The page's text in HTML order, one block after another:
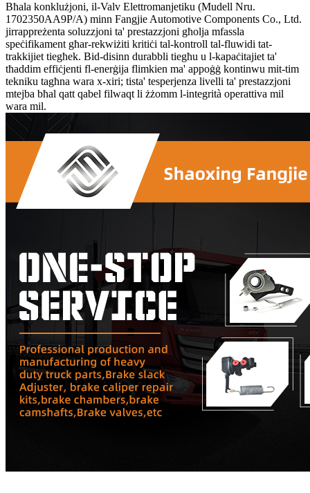
Bħala konklużjoni, il-Valv Elettromanjetiku (Mudell Nru.
1702350AA9P/A) minn Fangjie Automotive Components Co., Ltd.
jirrappreżenta soluzzjoni ta' prestazzjoni għolja mfassla
speċifikament għar-rekwiżiti kritiċi tal-kontroll tal-fluwidi tat-
trakkijiet tiegħek. Bid-disinn durabbli tiegħu u l-kapaċitajiet ta'
tħaddim effiċjenti fl-enerġija flimkien ma' appoġġ kontinwu mit-tim
tekniku tagħna wara x-xiri; tista' tesperjenza livelli ta' prestazzjoni
mtejba bħal qatt qabel filwaqt li żżomm l-integrità operattiva mil
wara mil.